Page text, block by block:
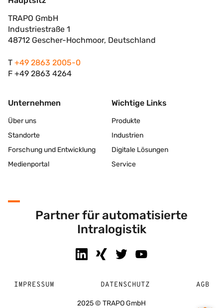
TRAPO GmbH
Industriestraße 1
48712 Gescher-Hochmoor, Deutschland
T +49 2863 2005-0
F +49 2863 4264
Unternehmen
Über uns
Standorte
Forschung und Entwicklung
Medienportal
Wichtige Links
Produkte
Industrien
Digitale Lösungen
Service
Partner für automatisierte
Intralogistik
IMPRESSUM DATENSCHUTZ AGB
2025 © TRAPO GmbH